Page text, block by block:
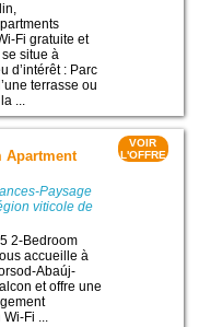
Fi gratuite et
situe à
d’intérêt : Parc
terrasse ou
...
Apartment
Paysage
viticole de
2-Bedroom
accueille à
Abaúj-
et offre une
Fi ...
VOIR
L'OFFRE